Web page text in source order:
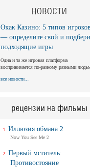
НОВОСТИ
Окак Казино: 5 типов игроков
— определите свой и
подходящие игры
Одна и та же игровая платформа
воспринимается по-разному разными
все новости...
рецензии на фильмы
Иллюзия обмана 2
Now You See Me 2
Первый мститель:
Противостояние